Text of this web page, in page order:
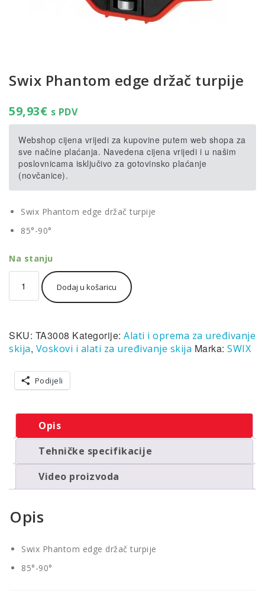
Swix Phantom edge držač turpije
59,93€ s PDV
Webshop cijena vrijedi za kupovine putem web shopa za
sve načine plaćanja. Navedena cijena vrijedi i u našim
poslovnicama isključivo za gotovinsko plaćanje
(novčanice).
Swix Phantom edge držač turpije
85°-90°
Na stanju
Swix
Phantom
edge
količina
Dodaj u košaricu
SKU: TA3008 Kategorije: Alati i oprema za uređivanje
skija, Voskovi i alati za uređivanje skija Marka: SWIX
Podijeli
Opis
Tehničke specifikacije
Video proizvoda
Opis
Swix Phantom edge držač turpije
85°-90°